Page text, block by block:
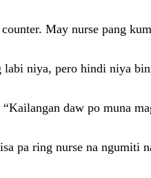
May nurse pang
niya, pero hindi niya
daw po muna
pa ring nurse na ngumiti